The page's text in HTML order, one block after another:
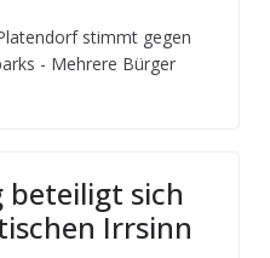
stimmt gegen
- Meh­rere Bür­ger
betei­ligt sich
Irrsinn